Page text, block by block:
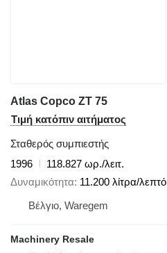
Atlas Copco ZT 75
Τιμή κατόπιν αιτήματος
Σταθερός συμπιεστής
1996
118.827 ωρ./λειτ.
Δυναμικότητα 11.200 λίτρα/λεπτό
Βέλγιο, Waregem
Machinery Resale